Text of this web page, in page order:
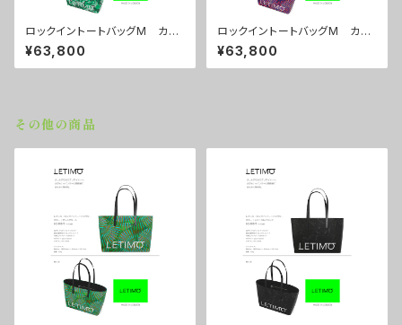
ロックイントートバッグM カラ
ー/プロポーズグリーン ■配送
まで約１か月
¥63,800
ロックイントートバッグM カラ
ー/センスマゼンダ ■配送まで
約１か月
¥63,800
その他の商品